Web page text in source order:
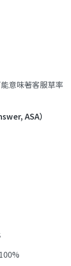
意味著客服草率
ASA）